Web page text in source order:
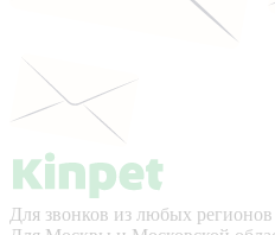
Для звонков из любых регионов